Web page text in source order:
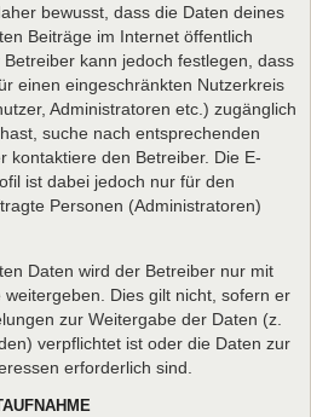
bewusst, dass die Daten deines
Beiträge im Internet öffentlich
kann jedoch festlegen, dass
einen eingeschränkten Nutzerkreis
Administratoren etc.) zugänglich
suche nach entsprechenden
kontaktiere den Betreiber. Die E-
ist dabei jedoch nur für den
Personen (Administratoren)
Daten wird der Betreiber nur mit
Dies gilt nicht, sofern er
zur Weitergabe der Daten (z.
verpflichtet ist oder die Daten zur
erforderlich sind.